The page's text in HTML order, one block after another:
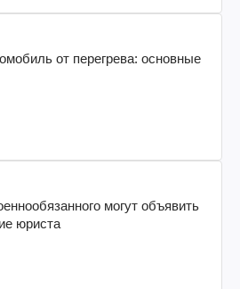
от перегрева: основные
могут объявить
юриста